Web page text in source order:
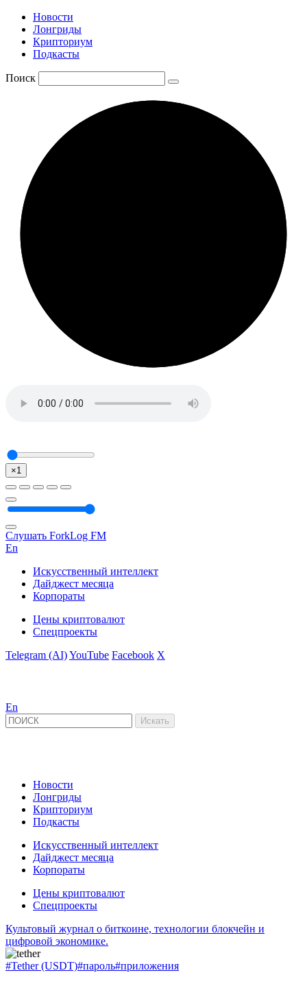
Новости
Лонгриды
Крипториум
Подкасты
Поиск
×1
Слушать ForkLog FM
En
Искусственный интеллект
Дайджест месяца
Корпораты
Цены криптовалют
Спецпроекты
Telegram (AI)YouTube Facebook X
En
Новости
Лонгриды
Крипториум
Подкасты
Искусственный интеллект
Дайджест месяца
Корпораты
Цены криптовалют
Спецпроекты
Культовый журнал о биткоине, технологии блокчейн и
цифровой экономике.
#Tether (USDT)#пароль#приложения